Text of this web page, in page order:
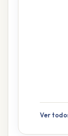
Ver